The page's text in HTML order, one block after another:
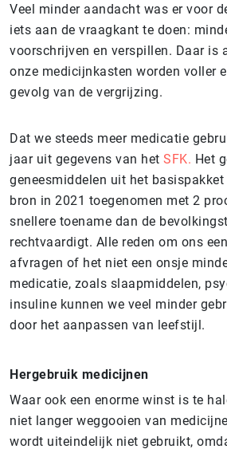
Veel minder aandacht was er voor
iets aan de vraagkant te doen:
voorschrijven en verspillen. Daar is
onze medicijnkasten worden voller
gevolg van de vergrijzing.
Dat we steeds meer medicatie
jaar uit gegevens van het SFK. Het
geneesmiddelen uit het
bron in 2021 toegenomen met 2
snellere toename dan de
rechtvaardigt. Alle reden om ons
afvragen of het niet een onsje
medicatie, zoals slaapmiddelen,
insuline kunnen we veel minder
door het aanpassen van leefstijl.
Hergebruik medicijnen
Waar ook een enorme winst is te
niet langer weggooien van
wordt uiteindelijk niet gebruikt,